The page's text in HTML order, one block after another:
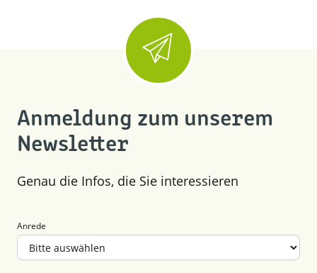
Anmeldung zum unserem
Newsletter
Genau die Infos, die Sie interessieren
Anrede